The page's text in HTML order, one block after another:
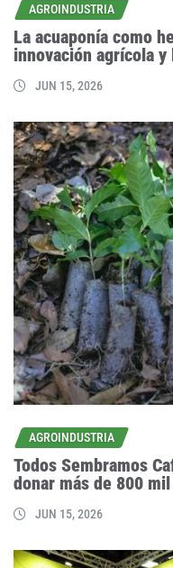
AGROINDUSTRIA
La acuaponía como
innovación agrícola
JUN 15, 2026
AGROINDUSTRIA
Todos Sembramos
donar más de 800
JUN 15, 2026